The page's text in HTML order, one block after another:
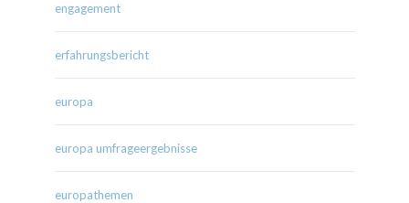
engagement
erfahrungsbericht
europa
europa umfrageergebnisse
europathemen